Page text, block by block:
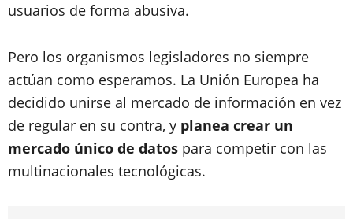
usuarios de forma abusiva.
Pero los organismos legisladores no siempre
actúan como esperamos. La Unión Europea ha
decidido unirse al mercado de información en vez
de regular en su contra, y planea crear un
mercado único de datos para competir con las
multinacionales tecnológicas.